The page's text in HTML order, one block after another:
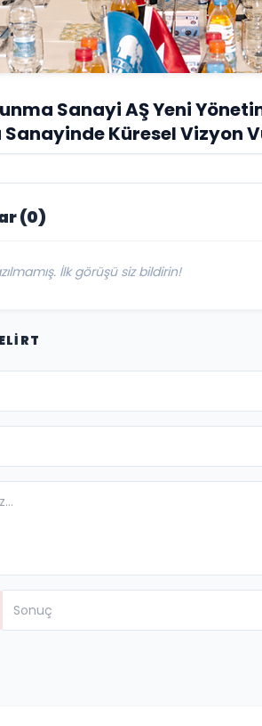
Sanayi AŞ Yeni
Küresel Vizyon
(0)
İlk görüşü siz bildirin!